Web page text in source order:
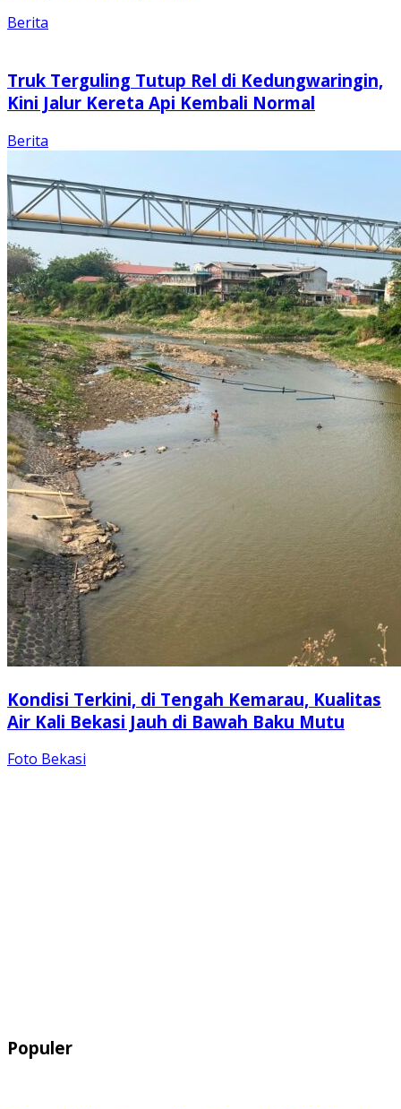
Berita
Truk Terguling Tutup Rel di Kedungwaringin,
Kini Jalur Kereta Api Kembali Normal
Berita
Kondisi Terkini, di Tengah Kemarau, Kualitas
Air Kali Bekasi Jauh di Bawah Baku Mutu
Foto Bekasi
Populer